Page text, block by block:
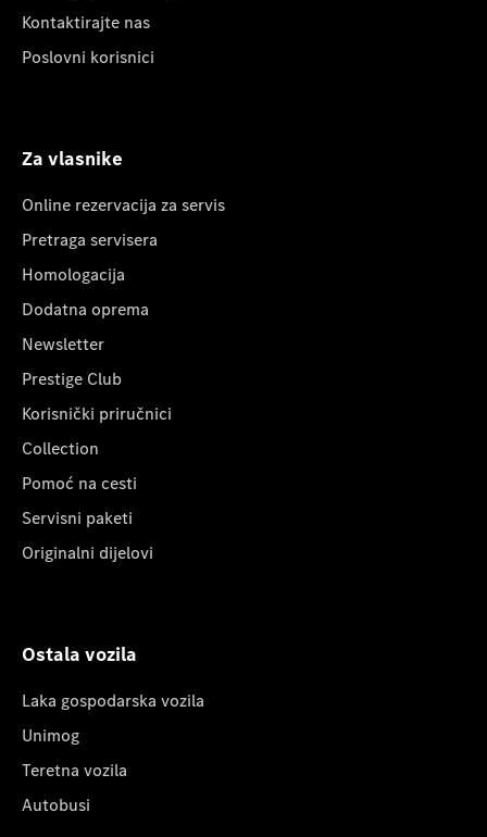
Kontaktirajte nas
Poslovni korisnici
Za vlasnike
Online rezervacija za servis
Pretraga servisera
Homologacija
Dodatna oprema
Newsletter
Prestige Club
Korisnički priručnici
Collection
Pomoć na cesti
Servisni paketi
Originalni dijelovi
Ostala vozila
Laka gospodarska vozila
Unimog
Teretna vozila
Autobusi